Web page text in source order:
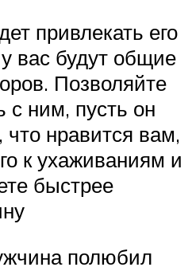
привлекать его
вас будут общие
Позволяйте
с ним, пусть он
что нравится вам,
к ухаживаниям и
быстрее
полюбил